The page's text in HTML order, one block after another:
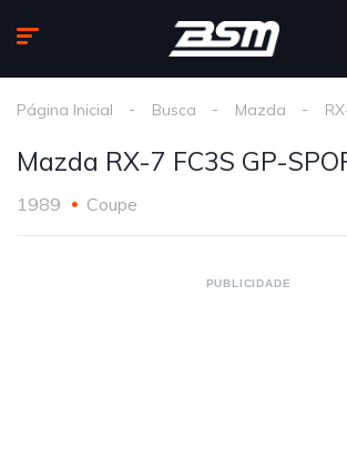
Página Inicial Busca Mazda
Mazda RX-7 FC3S GP-
1989 Coupe
PUBLICIDADE